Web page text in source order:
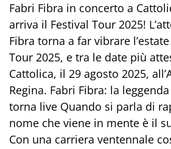
Fabri Fibra in concerto a
arriva il Festival Tour 2025!
Fibra torna a far vibrare
Tour 2025, e tra le date più
Cattolica, il 29 agosto 2025,
Regina. Fabri Fibra: la
torna live Quando si parla di
nome che viene in mente è il
Con una carriera ventennale